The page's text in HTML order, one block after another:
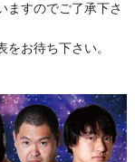
ますのでご了承下さ
お待ち下さい。